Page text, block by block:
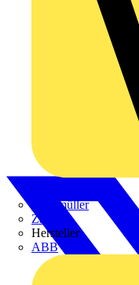
Weidmüller
Zaptec
Hersteller
ABB